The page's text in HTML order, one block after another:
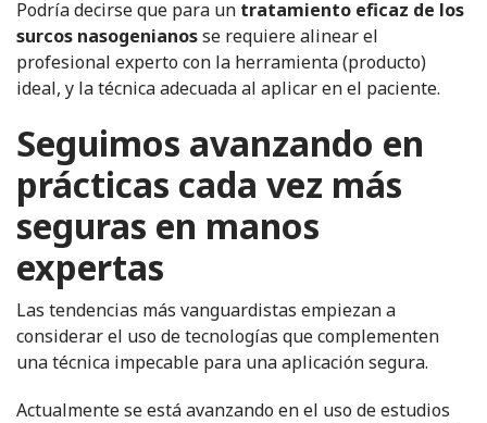
Podría decirse que para un tratamiento eficaz de los
surcos nasogenianosse requiere alinear el
profesional experto con la herramienta (producto)
ideal, y la técnica adecuada al aplicar en el paciente.
Seguimos avanzando en
prácticas cada vez más
seguras en manos
expertas
Las tendencias más vanguardistas empiezan a
considerar el uso de tecnologías que complementen
una técnica impecable para una aplicación segura.
Actualmente se está avanzando en el uso de estudios